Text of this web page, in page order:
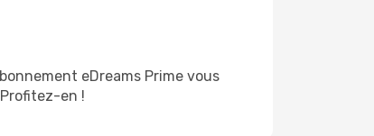
eDreams Prime vous
en !